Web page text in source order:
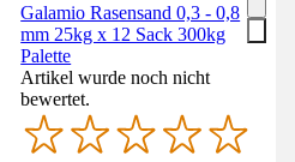
Galamio Rasensand 0,3 - 0,8
mm 25kg x 12 Sack 300kg
Palette
Artikel wurde noch nicht
bewertet.